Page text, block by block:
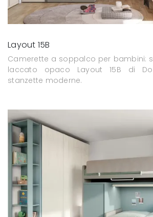
Layout 15B
Camerette a soppalco per bambini:
laccato opaco Layout 15B di
stanzette moderne.